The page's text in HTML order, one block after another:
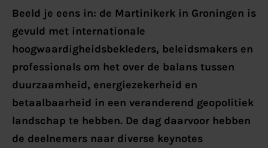
Beeld je eens in: de Martinikerk in Groningen is
gevuld met internationale
hoogwaardigheidsbekleders, beleidsmakers en
professionals om het over de balans tussen
duurzaamheid, energiezekerheid en
betaalbaarheid in een veranderend geopolitiek
landschap te hebben. De dag daarvoor hebben
de deelnemers naar diverse keynotes